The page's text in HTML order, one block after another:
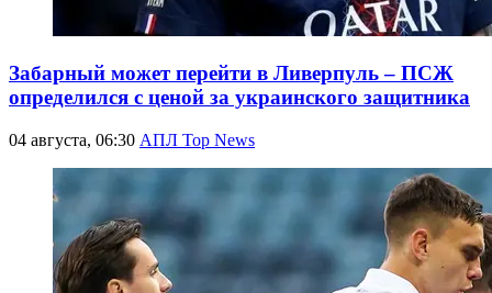
Забарный может перейти в Ливерпуль – ПСЖ
определился с ценой за украинского защитника
04 августа, 06:30 АПЛ Top News